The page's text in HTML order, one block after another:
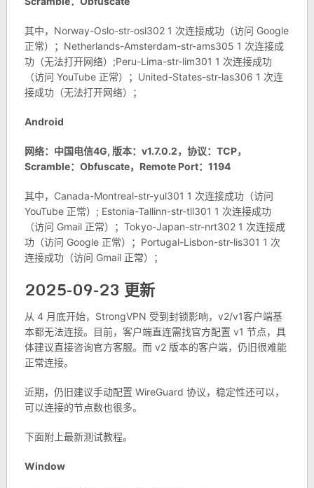
其中，Norway-Oslo-str-osl302 1 次连接成功（访问 Google
正常）；Netherlands-Amsterdam-str-ams305 1 次连接成
功（无法打开网络）;Peru-Lima-str-lim301 1 次连接成功
（访问 YouTube 正常）；United-States-str-las306 1 次连
接成功（无法打开网络）；
Android
网络：中国电信4G, 版本：v1.7.0.2，协议：TCP，
Scramble：Obfuscate，Remote Port：1194
其中，Canada-Montreal-str-yul301 1 次连接成功（访问
YouTube 正常）; Estonia-Tallinn-str-tll301 1 次连接成功
（访问 Gmail 正常）；Tokyo-Japan-str-nrt302 1 次连接成
功（访问 Google 正常）；Portugal-Lisbon-str-lis301 1 次
连接成功（访问 Gmail 正常）；
2025-09-23 更新
从 4 月底开始，StrongVPN 受到封锁影响，v2/v1客户端基
本都无法连接。目前，客户端直连需找官方配置 v1 节点，具
体建议直接咨询官方客服。而 v2 版本的客户端，仍旧很难能
正常连接。
近期，仍旧建议手动配置 WireGuard 协议，稳定性还可以，
可以连接的节点数也很多。
下面附上最新测试教程。
Window